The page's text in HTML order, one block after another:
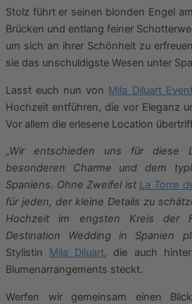
Stolz führt er seinen blonden Engel
Brücken und entlang feiner
um sich an ihrer Schönheit zu
sie das unschuldigste Wesen unter
Lasst euch nun von Mila Diluart
Hochzeit entführen, die vor Eleganz
Vor allem die erlesene Location
„Wir entschieden uns für diese
besonderen Charme und dem
Spaniens. Ohne Zweifel ist La Torre
für jeden, der kleine Details zu
Hochzeit im engsten Kreis der
Destination Wedding in Spanien
Stylistin Mila Diluart, die auch hinter
Blumenarrangements steckt.
Werfen wir gemeinsam einen